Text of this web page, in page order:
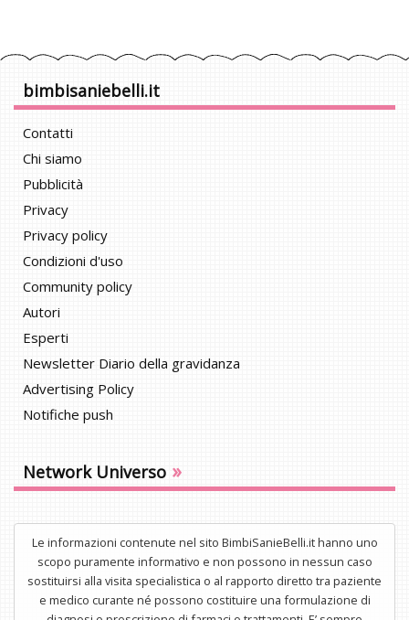
bimbisaniebelli.it
Contatti
Chi siamo
Pubblicità
Privacy
Privacy policy
Condizioni d'uso
Community policy
Autori
Esperti
Newsletter Diario della gravidanza
Advertising Policy
Notifiche push
Network Universo »
Le informazioni contenute nel sito BimbiSanieBelli.it hanno uno
scopo puramente informativo e non possono in nessun caso
sostituirsi alla visita specialistica o al rapporto diretto tra paziente
e medico curante né possono costituire una formulazione di